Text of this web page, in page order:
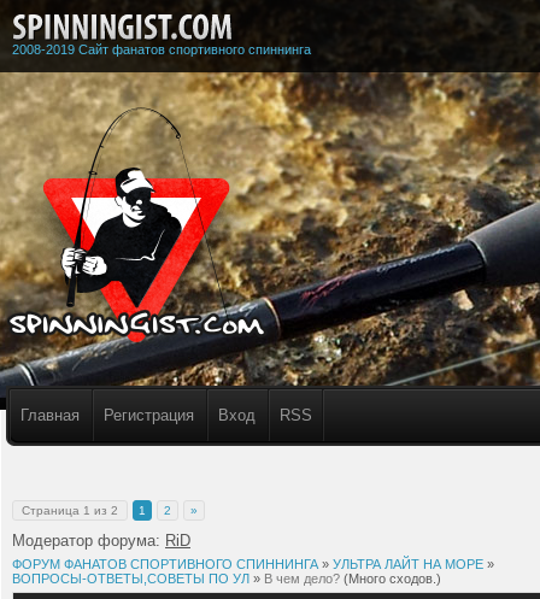
2008-2019 Сайт фанатов спортивного спиннинга
Главная Регистрация Вход RSS
Страница 1 из 2 1 2 »
Модератор форума: RiD
ФОРУМ ФАНАТОВ СПОРТИВНОГО СПИННИНГА » УЛЬТРА ЛАЙТ НА МОРЕ »
ВОПРОСЫ-ОТВЕТЫ,СОВЕТЫ ПО УЛ » В чем дело? (Много сходов.)